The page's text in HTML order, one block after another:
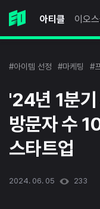
아티클 이오
#아이템 선정 #마케팅 #
'24년 1분기
방문자 수
스타트업
2024. 06. 05 233